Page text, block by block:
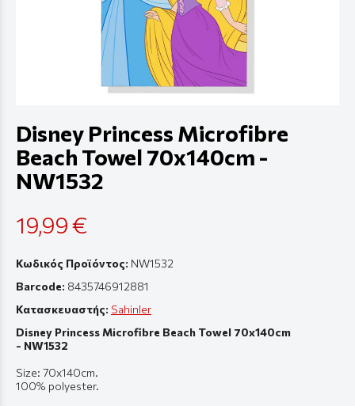
Disney Princess Microfibre
Beach Towel 70x140cm -
NW1532
19,99 €
Κωδικός Προϊόντος: NW1532
Barcode: 8435746912881
Κατασκευαστής: Sahinler
Disney Princess Microfibre Beach Towel 70x140cm
- NW1532
Size: 70x140cm.
100% polyester.